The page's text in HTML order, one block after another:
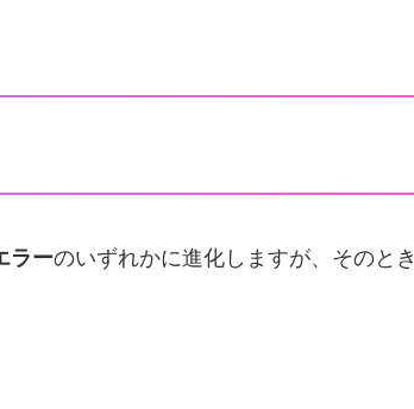
ラーのいずれかに進化しますが、そのとき